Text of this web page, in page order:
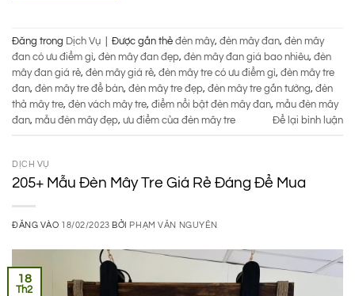
Đăng trong Dịch Vụ Được gắn thẻ đèn mây, đèn mây đan, đèn mây
đan có ưu điểm gì, đèn mây đan đẹp, đèn mây đan giá bao nhiêu, đèn
mây đan giá rẻ, đèn mây giá rẻ, đèn mây tre có ưu điểm gì, đèn mây tre
đan, đèn mây tre để bàn, đèn mây tre đẹp, đèn mây tre gắn tường, đèn
thả mây tre, đèn vách mây tre, điểm nổi bật đèn mây đan, mẫu đèn mây
đan, mẫu đèn mây đẹp, ưu điểm của đèn mây tre Để lại bình luận
DỊCH VỤ
205+ Mẫu Đèn Mây Tre Giá Rẻ Đáng Để Mua
ĐĂNG VÀO 18/02/2023 BỞI PHẠM VĂN NGUYÊN
18
Th2